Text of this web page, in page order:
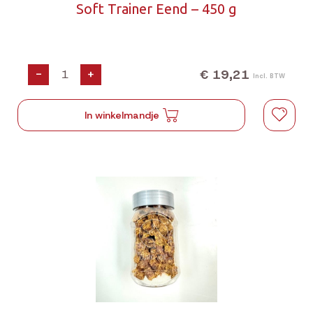
Soft Trainer Eend – 450 g
- + € 19,21 Incl. BTW
In winkelmandje